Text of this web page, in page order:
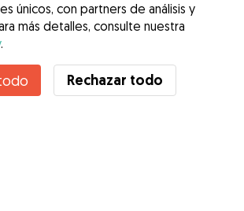
únicos, con partners de análisis y
más detalles, consulte nuestra
.
Rechazar todo